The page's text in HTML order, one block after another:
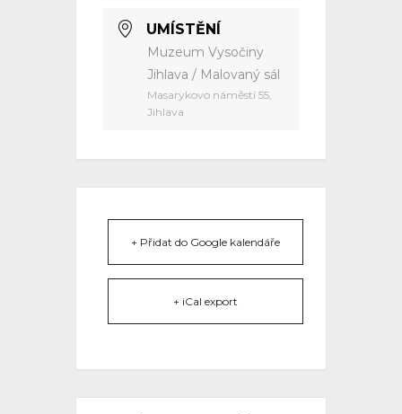
UMÍSTĚNÍ
Muzeum Vysočiny
Jihlava / Malovaný sál
Masarykovo náměstí 55,
Jihlava
+ Přidat do Google kalendáře
+ iCal export